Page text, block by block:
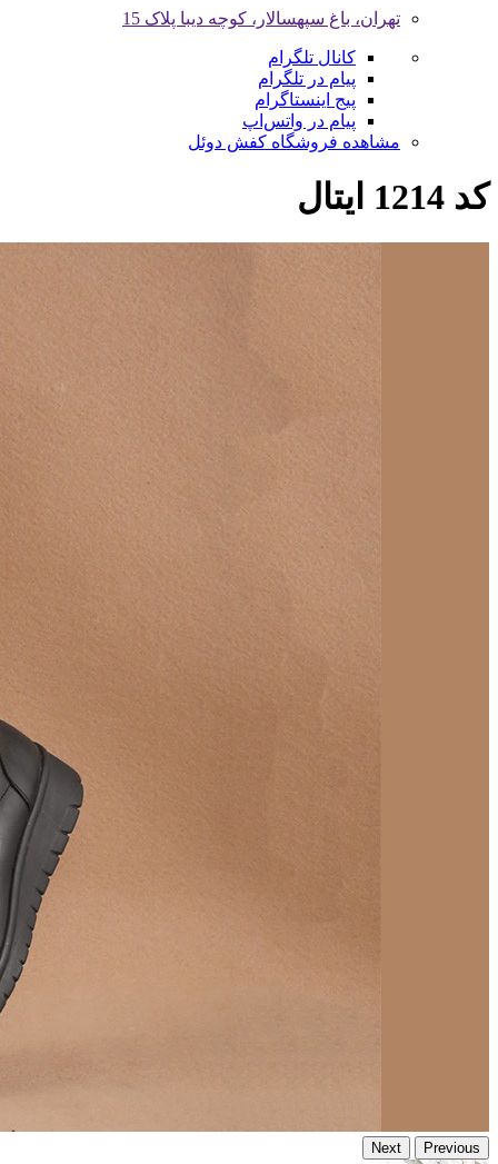
تهران، باغ سپهسالار، کوچه دیبا پلاک 15
کانال تلگرام
پیام در تلگرام
پیج اینستاگرام
پیام در واتس‌اپ
مشاهده فروشگاه کفش دوئل
کد 1214 ایتال
Previous
Next